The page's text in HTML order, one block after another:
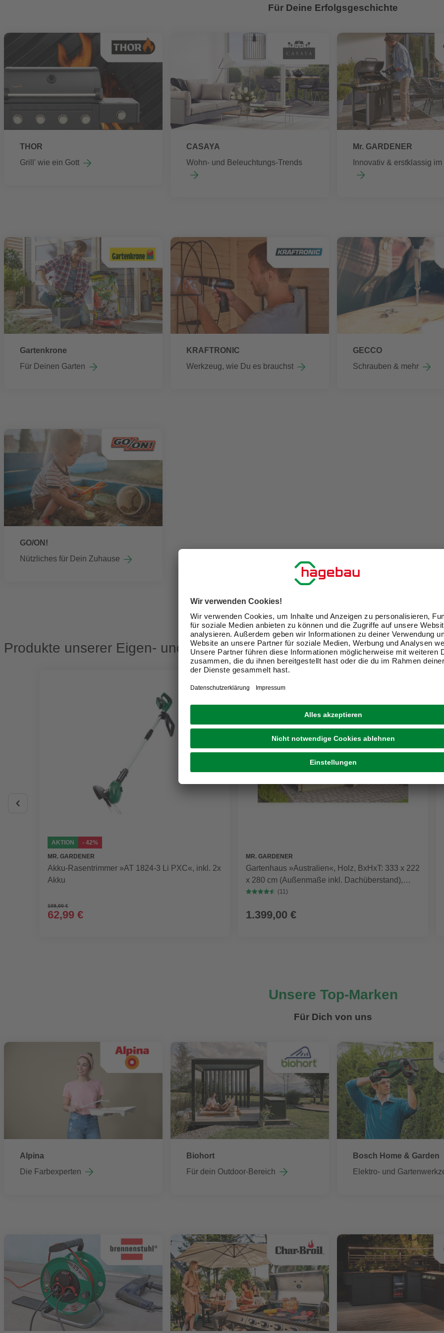
Für Deine Erfolgsgeschichte
THOR
Grill' wie ein Gott
CASAYA
Wohn- und Beleuchtungs-Trends
Mr. GARDENER
Innovativ & erstklassig
Gartenkrone
Für Deinen Garten
KRAFTRONIC
Werkzeug, wie Du es brauchst
GECCO
Schrauben & mehr
GO/ON!
Nützliches für Dein Zuhause
Produkte unserer Eigen- und Portfoliomarken
AKTION
- 42%
MR. GARDENER
Akku-Rasentrimmer »AT 1824-3 Li PXC«, inkl. 2x
Akku
109,00 €
62,99 €
MR. GARDENER
Gartenhaus »Australien«, Holz, BxHxT: 333 x 222
x 280 cm (Außenmaße inkl. Dachüberstand),
Wandstärke 28mm
(11)
1.399,00 €
Unsere Top-Marken
Für Dich von uns
Alpina
Die Farbexperten
Biohort
Für dein Outdoor-Bereich
Bosch Home & Garden
Elektro- und